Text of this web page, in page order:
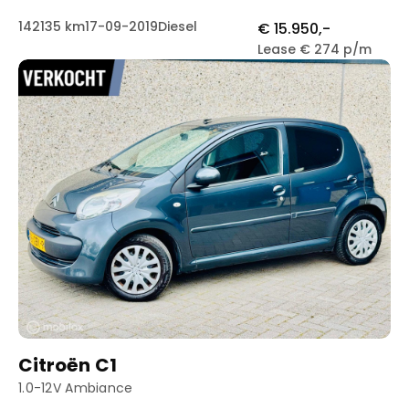
142135 km17-09-2019Diesel € 15.950,-
Lease € 274 p/m
Citroën C1
1.0-12V Ambiance